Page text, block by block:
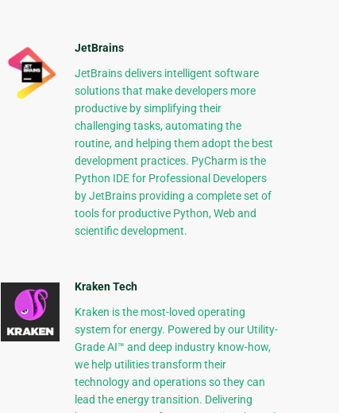
JetBrains
JetBrains delivers intelligent software
solutions that make developers more
productive by simplifying their
challenging tasks, automating the
routine, and helping them adopt the best
development practices. PyCharm is the
Python IDE for Professional Developers
by JetBrains providing a complete set of
tools for productive Python, Web and
scientific development.
Kraken Tech
Kraken is the most-loved operating
system for energy. Powered by our Utility-
Grade AI™ and deep industry know-how,
we help utilities transform their
technology and operations so they can
lead the energy transition. Delivering